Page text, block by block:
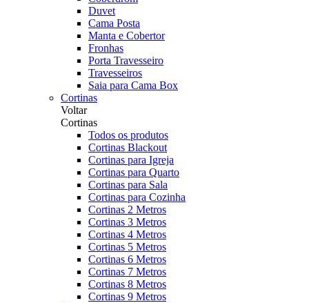
Duvet
Cama Posta
Manta e Cobertor
Fronhas
Porta Travesseiro
Travesseiros
Saia para Cama Box
Cortinas
Voltar
Cortinas
Todos os produtos
Cortinas Blackout
Cortinas para Igreja
Cortinas para Quarto
Cortinas para Sala
Cortinas para Cozinha
Cortinas 2 Metros
Cortinas 3 Metros
Cortinas 4 Metros
Cortinas 5 Metros
Cortinas 6 Metros
Cortinas 7 Metros
Cortinas 8 Metros
Cortinas 9 Metros